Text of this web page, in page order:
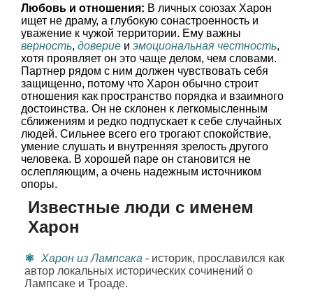
Любовь и отношения: В личных союзах Харон
ищет не драму, а глубокую сонастроенность и
уважение к чужой территории. Ему важны
верность, доверие и эмоциональная честность,
хотя проявляет он это чаще делом, чем словами.
Партнер рядом с ним должен чувствовать себя
защищенно, потому что Харон обычно строит
отношения как пространство порядка и взаимного
достоинства. Он не склонен к легкомысленным
сближениям и редко подпускает к себе случайных
людей. Сильнее всего его трогают спокойствие,
умение слушать и внутренняя зрелость другого
человека. В хорошей паре он становится не
ослепляющим, а очень надежным источником
опоры.
Известные люди с именем
Харон
Харон из Лампсака - историк, прославился как
автор локальных исторических сочинений о
Лампсаке и Троаде.